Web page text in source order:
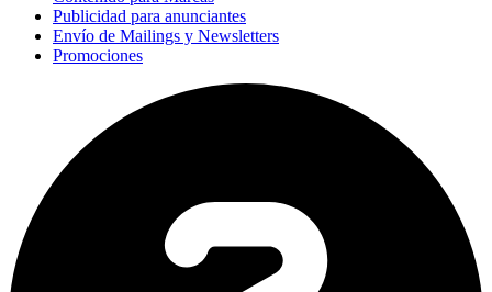
Publicidad para anunciantes
Envío de Mailings y Newsletters
Promociones